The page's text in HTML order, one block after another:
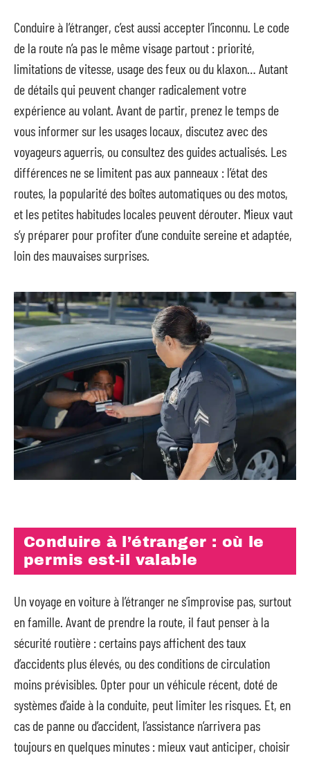
Conduire à l’étranger, c’est aussi accepter l’inconnu. Le code
de la route n’a pas le même visage partout : priorité,
limitations de vitesse, usage des feux ou du klaxon… Autant
de détails qui peuvent changer radicalement votre
expérience au volant. Avant de partir, prenez le temps de
vous informer sur les usages locaux, discutez avec des
voyageurs aguerris, ou consultez des guides actualisés. Les
différences ne se limitent pas aux panneaux : l’état des
routes, la popularité des boîtes automatiques ou des motos,
et les petites habitudes locales peuvent dérouter. Mieux vaut
s’y préparer pour profiter d’une conduite sereine et adaptée,
loin des mauvaises surprises.
Conduire à l’étranger : où le
permis est-il valable
Un voyage en voiture à l’étranger ne s’improvise pas, surtout
en famille. Avant de prendre la route, il faut penser à la
sécurité routière : certains pays affichent des taux
d’accidents plus élevés, ou des conditions de circulation
moins prévisibles. Opter pour un véhicule récent, doté de
systèmes d’aide à la conduite, peut limiter les risques. Et, en
cas de panne ou d’accident, l’assistance n’arrivera pas
toujours en quelques minutes : mieux vaut anticiper, choisir